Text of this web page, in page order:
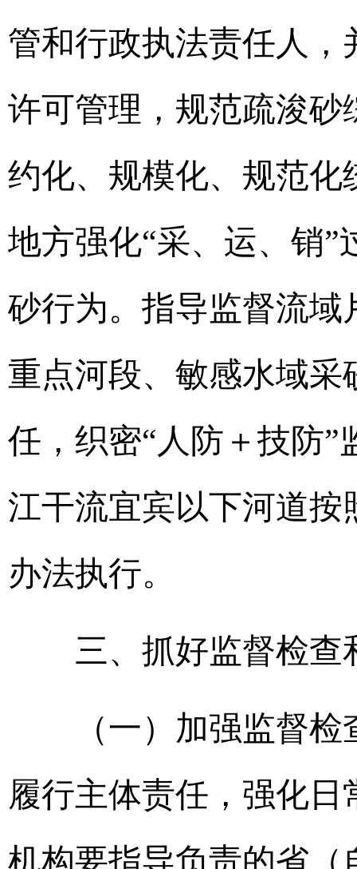
管和行政执法责任人
许可管理，规范疏浚
约化、规模化、规范
地方强化“采、运、销
砂行为。指导监督流
重点河段、敏感水域
任，织密“人防＋技防
江干流宜宾以下河道
办法执行。
三、抓好监督检查
（一）加强监督检
履行主体责任，强化
机构要指导负责的省